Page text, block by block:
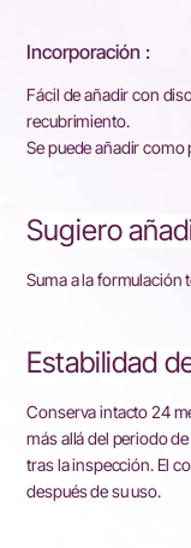
Incorporación :
Fácil de añadir con
recubrimiento.
Se puede añadir
Sugiero
Suma a la formulación
Estabilidad
Conserva intacto 24
más allá del periodo
tras la inspección. El
después de su uso.